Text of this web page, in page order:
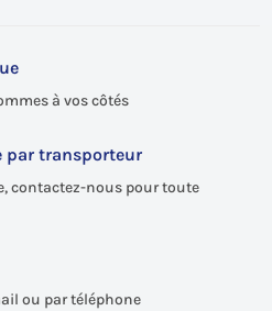
à vos côtés
par transporteur
contactez-nous pour toute
ou par téléphone